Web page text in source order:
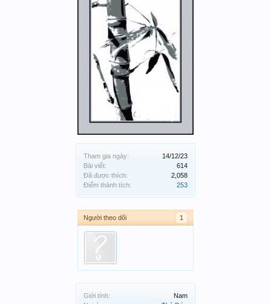
Tham gia ngày:
14/12/23
Bài viết:
614
Đã được thích:
2,058
Điểm thành tích:
253
Người theo dõi 1
Giới tính:
Nam